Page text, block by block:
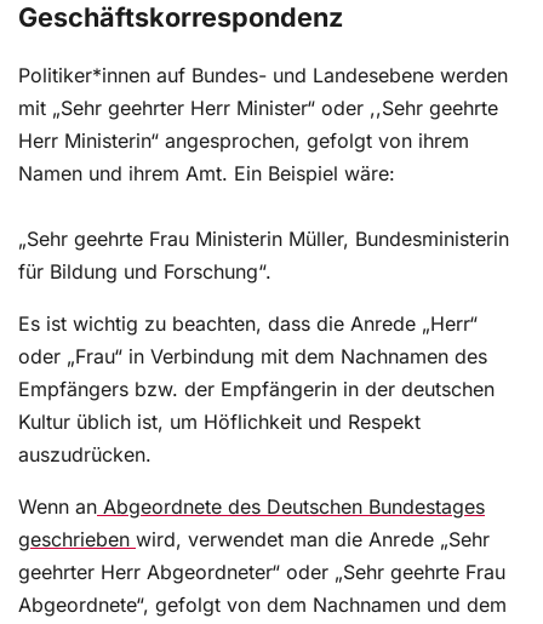
Geschäftskorrespondenz
Politiker*innen auf Bundes- und Landesebene werden
mit „Sehr geehrter Herr Minister“ oder ,,Sehr geehrte
Herr Ministerin“ angesprochen, gefolgt von ihrem
Namen und ihrem Amt. Ein Beispiel wäre:
„Sehr geehrte Frau Ministerin Müller, Bundesministerin
für Bildung und Forschung“.
Es ist wichtig zu beachten, dass die Anrede „Herr“
oder „Frau“ in Verbindung mit dem Nachnamen des
Empfängers bzw. der Empfängerin in der deutschen
Kultur üblich ist, um Höflichkeit und Respekt
auszudrücken.
Wenn an Abgeordnete des Deutschen Bundestages
geschrieben wird, verwendet man die Anrede „Sehr
geehrter Herr Abgeordneter“ oder „Sehr geehrte Frau
Abgeordnete“, gefolgt von dem Nachnamen und dem